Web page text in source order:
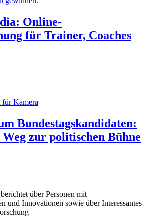
Online-
für Trainer, Coaches
Bundestagskandidaten:
zur politischen Bühne
über Personen mit
und Innovationen sowie über Interessantes